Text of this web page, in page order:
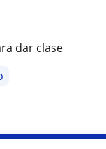
dar clase